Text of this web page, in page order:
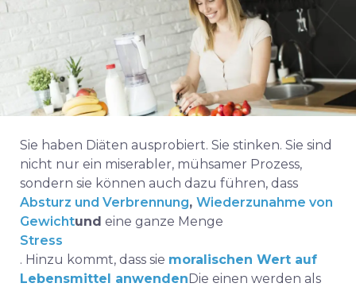
Sie haben Diäten ausprobiert. Sie stinken. Sie sind
nicht nur ein miserabler, mühsamer Prozess,
sondern sie können auch dazu führen, dass
Absturz und Verbrennung, Wiederzunahme von
Gewichtund eine ganze Menge
Stress
. Hinzu kommt, dass sie moralischen Wert auf
Lebensmittel anwendenDie einen werden als